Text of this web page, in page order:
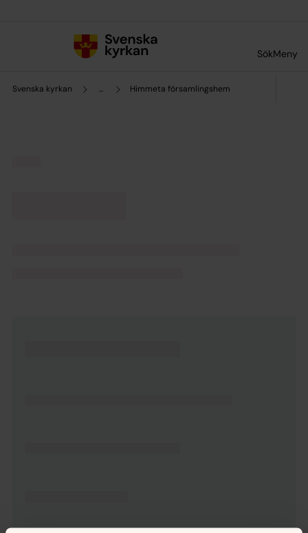
SökMeny
Svenska kyrkan ... Himmeta församlingshem